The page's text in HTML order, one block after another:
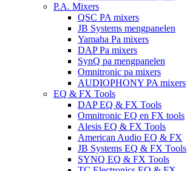
P.A. Mixers
QSC PA mixers
JB Systems mengpanelen
Yamaha Pa mixers
DAP Pa mixers
SynQ pa mengpanelen
Omnitronic pa mixers
AUDIOPHONY PA mixers
EQ & FX Tools
DAP EQ & FX Tools
Omnitronic EQ en FX tools
Alesis EQ & FX Tools
American Audio EQ & FX
JB Systems EQ & FX Tools
SYNQ EQ & FX Tools